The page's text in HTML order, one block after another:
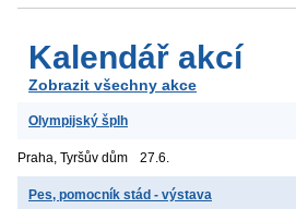
Kalendář akcí
Zobrazit všechny akce
Olympijský šplh
Praha, Tyršův dům 27.6.
Pes, pomocník stád - výstava